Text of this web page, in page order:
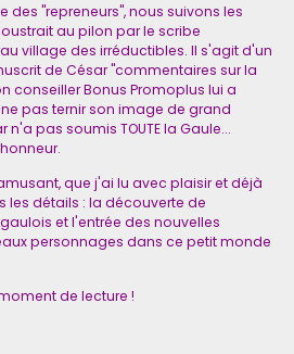
des "repreneurs", nous suivons les
au pilon par le scribe
village des irréductibles. Il s'agit d'un
de César "commentaires sur la
conseiller Bonus Promoplus lui a
pas ternir son image de grand
pas soumis TOUTE la Gaule...
que j'ai lu avec plaisir et déjà
les détails : la découverte de
et l'entrée des nouvelles
personnages dans ce petit monde
de lecture !